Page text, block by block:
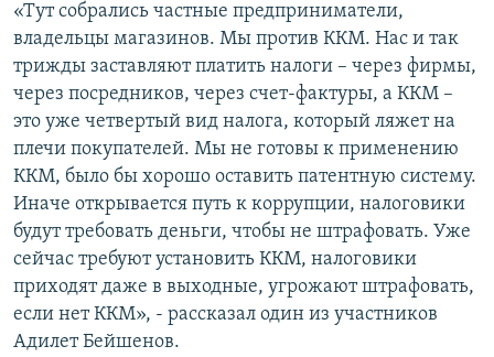
«Тут собрались частные предприниматели,
владельцы магазинов. Мы против ККМ. Нас и так
трижды заставляют платить налоги – через фирмы,
через посредников, через счет-фактуры, а ККМ –
это уже четвертый вид налога, который ляжет на
плечи покупателей. Мы не готовы к применению
ККМ, было бы хорошо оставить патентную систему.
Иначе открывается путь к коррупции, налоговики
будут требовать деньги, чтобы не штрафовать. Уже
сейчас требуют установить ККМ, налоговики
приходят даже в выходные, угрожают штрафовать,
если нет ККМ», - рассказал один из участников
Адилет Бейшенов.